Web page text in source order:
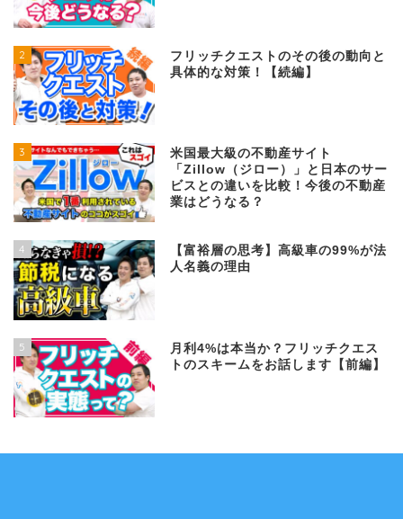
2
フリッチクエストのその後の動向と
具体的な対策！【続編】
3
米国最大級の不動産サイト
「Zillow（ジロー）」と日本のサー
ビスとの違いを比較！今後の不動産
業はどうなる？
4
【富裕層の思考】高級車の99%が法
人名義の理由
5
月利4%は本当か？フリッチクエス
トのスキームをお話します【前編】